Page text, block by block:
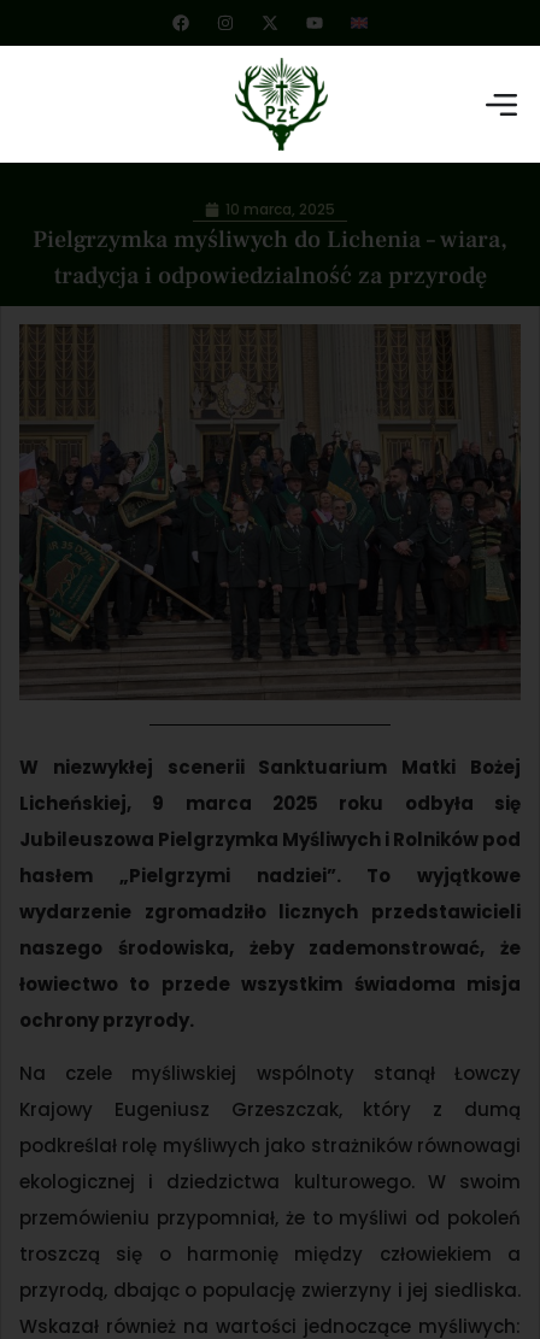
Pielgrzymka myśliwych do Lichenia – wiara,
tradycja i odpowiedzialność za przyrodę
10 marca, 2025
W niezwykłej scenerii Sanktuarium Matki Bożej
Licheńskiej, 9 marca 2025 roku odbyła się
Jubileuszowa Pielgrzymka Myśliwych i Rolników pod
hasłem „Pielgrzymi nadziei”. To wyjątkowe
wydarzenie zgromadziło licznych przedstawicieli
naszego środowiska, żeby zademonstrować, że
łowiectwo to przede wszystkim świadoma misja
ochrony przyrody.
Na czele myśliwskiej wspólnoty stanął Łowczy
Krajowy Eugeniusz Grzeszczak, który z dumą
podkreślał rolę myśliwych jako strażników równowagi
ekologicznej i dziedzictwa kulturowego. W swoim
przemówieniu przypomniał, że to myśliwi od pokoleń
troszczą się o harmonię między człowiekiem a
przyrodą, dbając o populację zwierzyny i jej siedliska.
Wskazał również na wartości jednoczące myśliwych: